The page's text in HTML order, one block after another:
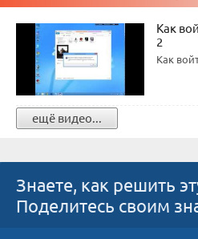
Как
2
Как
ещё видео...
Знаете, как решить
Поделитесь своим